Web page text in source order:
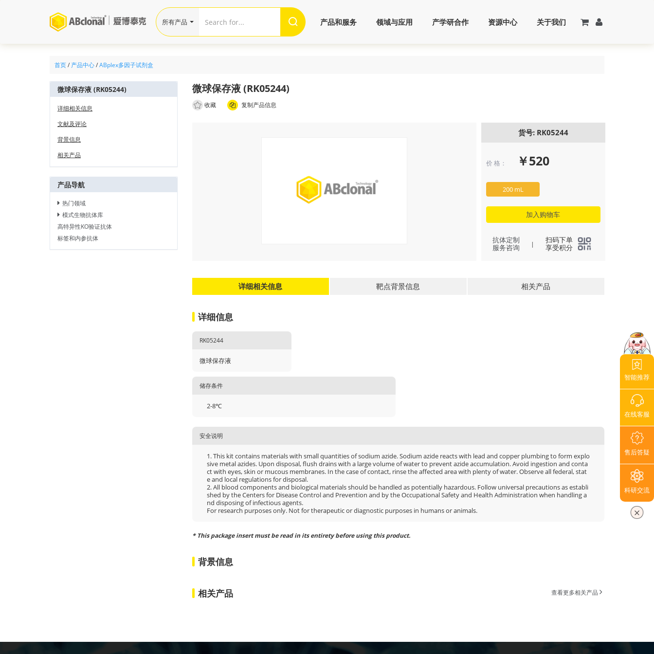
首页/ 产品中心/ABplex多因子试剂盒
微球保存液 (RK05244)
详细相关信息
文献及评论
背景信息
相关产品
产品导航
热门领域
模式生物抗体库
高特异性KO验证抗体
标签和内参抗体
微球保存液 (RK05244)
收藏 复制产品信息
货号: RK05244
价 格： ￥520
200 mL
加入购物车
抗体定制
服务咨询
|
扫码下单
享受积分
详细相关信息 靶点背景信息 相关产品
详细信息
RK05244
微球保存液
储存条件
2-8℃
安全说明
1. This kit contains materials with small quantities of sodium azide. Sodium azide reacts with lead and copper plumbing to form explo
sive metal azides. Upon disposal, flush drains with a large volume of water to prevent azide accumulation. Avoid ingestion and conta
ct with eyes, skin or mucous membranes. In the case of contact, rinse the affected area with plenty of water. Observe all federal, stat
e and local regulations for disposal.
2. All blood components and biological materials should be handled as potentially hazardous. Follow universal precautions as establi
shed by the Centers for Disease Control and Prevention and by the Occupational Safety and Health Administration when handling a
nd disposing of infectious agents.
For research purposes only. Not for therapeutic or diagnostic purposes in humans or animals.
* This package insert must be read in its entirety before using this product.
背景信息
相关产品 查看更多相关产品
智能推荐
在线客服
售后答疑
科研交流
产品和服务 领域与应用 产学研合作 资源中心 关于我们
所有产品